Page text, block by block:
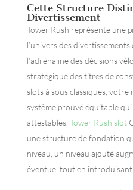
Cette Structure
Divertissement
Tower Rush représente une
l’univers des
l’adrénaline des décisions
stratégique des titres de
slots à sous classiques, votre
système prouvé équitable
attestables. Tower Rush slot
une structure de fondation
niveau, un niveau ajouté
éventuel tout en introduisant